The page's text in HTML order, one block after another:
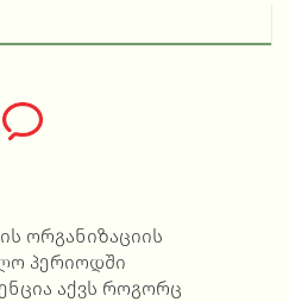
ორგანიზაციის
პერიოდში
აქვს როგორც